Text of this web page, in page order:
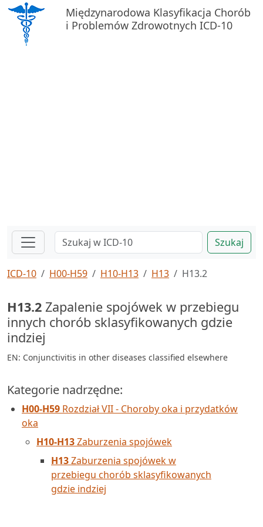
Międzynarodowa Klasyfikacja Chorób
i Problemów Zdrowotnych ICD-10
Szukaj
ICD-10 H00-H59 H10-H13 H13 H13.2
H13.2 Zapalenie spojówek w przebiegu
innych chorób sklasyfikowanych gdzie
indziej
EN: Conjunctivitis in other diseases classified elsewhere
Kategorie nadrzędne:
H00-H59 Rozdział VII - Choroby oka i przydatków
oka
H10-H13Zaburzenia spojówek
H13Zaburzenia spojówek w
przebiegu chorób sklasyfikowanych
gdzie indziej